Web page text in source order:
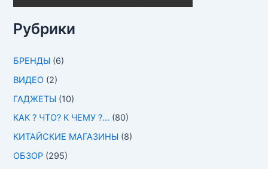
Рубрики
БРЕНДЫ (6)
ВИДЕО (2)
ГАДЖЕТЫ (10)
КАК ? ЧТО? К ЧЕМУ ?… (80)
КИТАЙСКИЕ МАГАЗИНЫ (8)
ОБЗОР (295)